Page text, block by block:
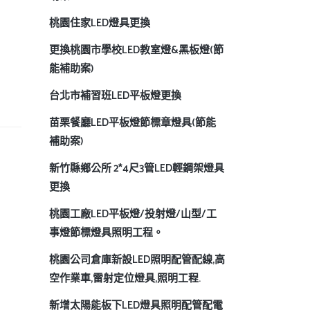
桃園住家LED燈具更換
更換桃園市學校LED教室燈&黑板燈(節
能補助案)
台北市補習班LED平板燈更換
苗栗餐廳LED平板燈節標章燈具(節能
補助案)
新竹縣鄉公所 2*4尺3管LED輕鋼架燈具
更換
桃園工廠LED平板燈/投射燈/山型/工
事燈節標燈具照明工程。
桃園公司倉庫新設LED照明配管配線,高
空作業車,雷射定位燈具,照明工程.
新增太陽能板下LED燈具照明配管配電